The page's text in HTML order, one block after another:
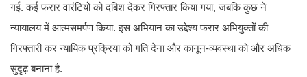
गई. कई फरार वारंटियों को दबिश देकर गिरफ्तार किया गया, जबकि कुछ ने
न्यायालय में आत्मसमर्पण किया. इस अभियान का उद्देश्य फरार अभियुक्तों की
गिरफ्तारी कर न्यायिक प्रक्रिया को गति देना और कानून-व्यवस्था को और अधिक
सुदृढ़ बनाना है.